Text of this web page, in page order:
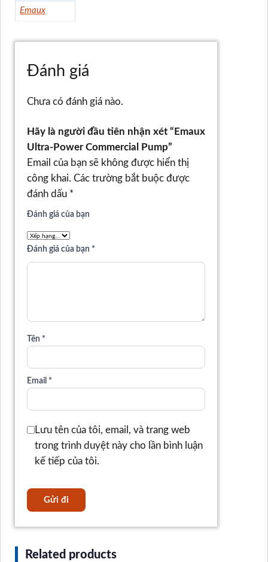
Emaux
Đánh giá
Chưa có đánh giá nào.
Hãy là người đầu tiên nhận xét “Emaux
Ultra-Power Commercial Pump”
Email của bạn sẽ không được hiển thị
công khai. Các trường bắt buộc được
đánh dấu *
Đánh giá của bạn
Đánh giá của bạn *
Tên *
Email *
Lưu tên của tôi, email, và trang web
trong trình duyệt này cho lần bình luận
kế tiếp của tôi.
Related products